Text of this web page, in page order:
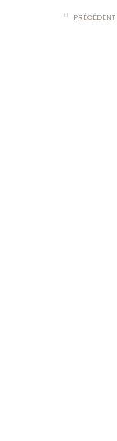
PRÉCÉDENT